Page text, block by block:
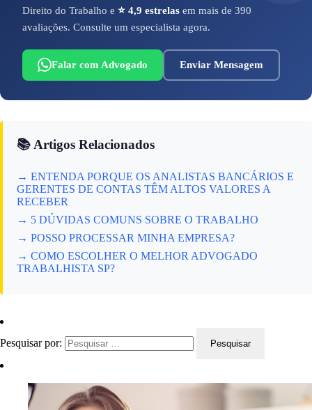
Direito do Trabalho e ⭐ 4,9 estrelas em mais de 390
avaliações. Consulte um especialista agora.
Falar com Advogado Enviar Mensagem
📚 Artigos Relacionados
→ ENTENDA PORQUE OS ANALISTAS BANCÁRIOS E
GERENTES DE CONTAS TÊM ALTOS VALORES A
RECEBER
→ 5 DÚVIDAS COMUNS SOBRE O TRABALHO
→ POSSO PROCESSAR MINHA EMPRESA?
→ COMO ESCOLHER O MELHOR ADVOGADO
TRABALHISTA SP?
Pesquisar por: